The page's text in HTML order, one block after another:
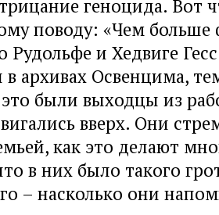
геноцида. Вот
поводу: «Чем больше
и Хедвиге
в архивах Освенцима,
были выходцы из
вверх. Они
как это делают
в них было такого
– насколько они